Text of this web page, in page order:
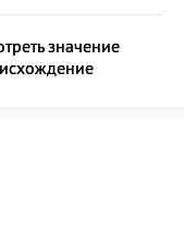
значение